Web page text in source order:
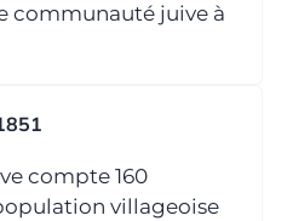
communauté juive à
1851
compte 160
villageoise